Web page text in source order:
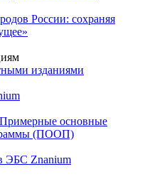
России: сохраняя
изданиями
основные
(ПООП)
ЭБС Znanium